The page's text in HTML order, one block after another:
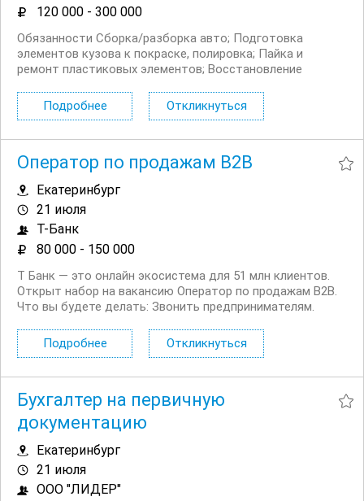
120 000 - 300 000
Обязанности Сборка/разборка авто; Подготовка
элементов кузова к покраске, полировка; Пайка и
ремонт пластиковых элементов; Восстановление
восстановление деталей кузова; Сварочные работы;
Требования Опыт работы от 1 года; Знание технологий
Подробнее Откликнуться
Оператор по продажам B2B
Екатеринбург
21 июля
Т-Банк
80 000 - 150 000
Т Банк — это онлайн экосистема для 51 млн клиентов.
Открыт набор на вакансию Оператор по продажам B2B.
Что вы будете делать: Звонить предпринимателям.
потребности клиентов и подбирать нужные услуги. Мы
действительно пытаемся помочь и быть...
Подробнее Откликнуться
Бухгалтер на первичную
документацию
Екатеринбург
21 июля
ООО "ЛИДЕР"